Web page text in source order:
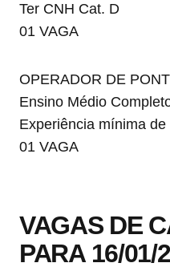
Ter CNH Cat. D
01 VAGA
OPERADOR DE
Ensino Médio
Experiência mínima
01 VAGA
VAGAS DE
PARA 16/01/